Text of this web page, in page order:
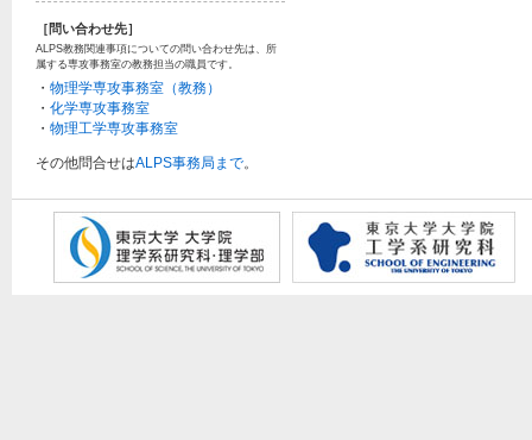
［問い合わせ先］
ALPS教務関連事項についての問い合わせ先は、所
属する専攻事務室の教務担当の職員です。
・ 物理学専攻事務室（教務）
・ 化学専攻事務室
・ 物理工学専攻事務室
その他問合せはALPS事務局まで。